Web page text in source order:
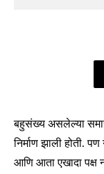
बहुसंख्य असलेल्या
निर्माण झाली होती.
आणि आता एखादा पक्ष